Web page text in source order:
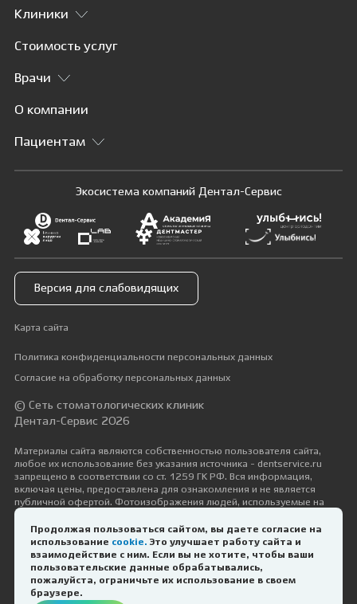
Оператор онлайн
Продолжая пользоваться сайтом, вы даете согласие на
использование cookie. Это улучшает работу сайта и
взаимодействие с ним. Если вы не хотите, чтобы ваши
пользовательские данные обрабатывались,
пожалуйста, ограничьте их использование в своем
браузере.
Клиники
Стоимость услуг
Врачи
О компании
Пациентам
Экосистема компаний Дентал-Сервис
Версия для слабовидящих
Карта сайта
Политика конфиденциальности персональных данных
Согласие на обработку персональных данных
© Сеть стоматологических клиник
Дентал-Сервис 2026
Материалы сайта являются собственностью пользователя сайта,
любое их использование без указания источника - dentservice.ru
запрещено в соответствии со ст. 1259 ГК РФ. Вся информация,
включая цены, предоставлена для ознакомления и не является
публичной офертой. Фотоизображения людей, используемые на
сайте, размещены исключительно с их согласия в рамках трудовых и
гражданско-правовых отношений с ними.
Дизайн и разработка — Космос-Веб
ИМЕЮТСЯ ПРОТИВОПОКАЗАНИЯ.